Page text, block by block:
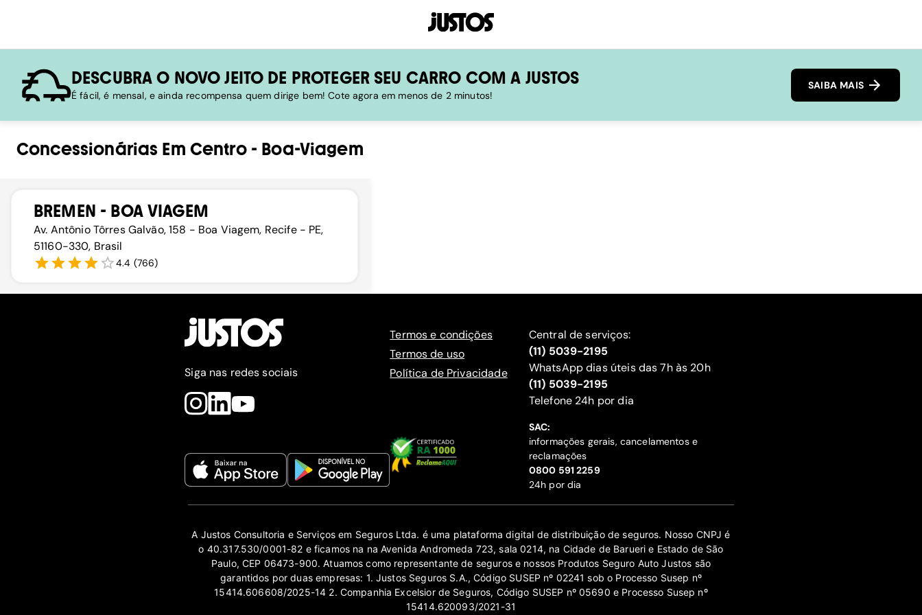
DESCUBRA O NOVO JEITO DE PROTEGER SEU CARRO COM A JUSTOS
É fácil, é mensal, e ainda recompensa quem dirige bem! Cote agora em menos de 2 minutos!
SAIBA MAIS
Concessionárias Em Centro- Boa-Viagem
BREMEN - BOA VIAGEM
Av. Antônio Tôrres Galvão, 158 - Boa Viagem, Recife - PE,
51160-330, Brasil
4.4 (766)
Siga nas redes sociais
Termos e condições
Termos de uso
Política de Privacidade
Central de serviços:
(11) 5039-2195
WhatsApp dias úteis das 7h às 20h
(11) 5039-2195
‍Telefone 24h por dia
SAC:
informações gerais, cancelamentos e
reclamações
‍0800 591 2259
24h por dia
A Justos Consultoria e Serviços em Seguros Ltda. é uma plataforma digital de distribuição de seguros. Nosso CNPJ é
o 40.317.530/0001-82 e ficamos na na Avenida Andromeda 723, sala 0214, na Cidade de Barueri e Estado de São
Paulo, CEP 06473-900. Atuamos como representante de seguros e nossos Produtos Seguro Auto Justos são
garantidos por duas empresas: 1. Justos Seguros S.A., Código SUSEP nº 02241 sob o Processo Susep nº
15414.606608/2025-14 2. Companhia Excelsior de Seguros, Código SUSEP nº 05690 e Processo Susep nº
15414.620093/2021-31